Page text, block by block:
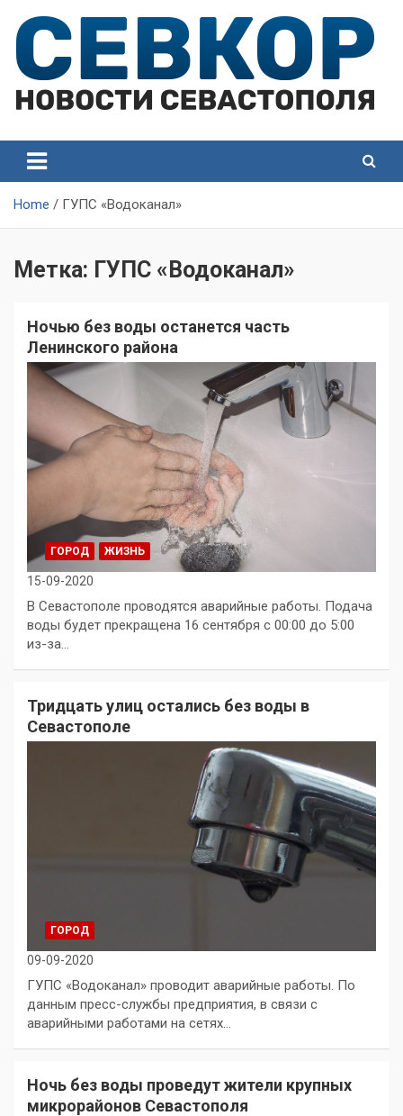
content
Севастополя
Севастополя
Home ГУПС «Водоканал»
Метка: ГУПС «Водоканал»
Ночью без воды останется часть
Ленинского района
ГОРОД ЖИЗНЬ
15-09-2020
В Севастополе проводятся аварийные работы. Подача
воды будет прекращена 16 сентября с 00:00 до 5:00
из-за…
Тридцать улиц остались без воды в
Севастополе
ГОРОД
09-09-2020
ГУПС «Водоканал» проводит аварийные работы. По
данным пресс-службы предприятия, в связи с
аварийными работами на сетях…
Ночь без воды проведут жители крупных
микрорайонов Севастополя